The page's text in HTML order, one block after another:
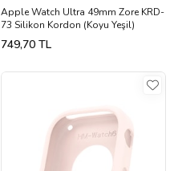
Apple Watch Ultra 49mm Zore KRD-
73 Silikon Kordon (Koyu Yeşil)
749,70 TL